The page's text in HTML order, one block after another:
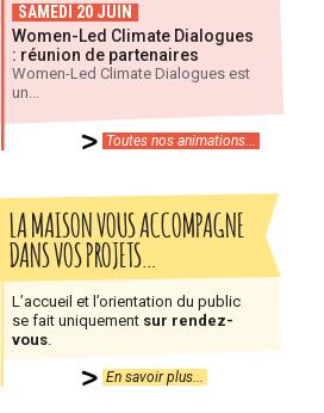
SAMEDI 20 JUIN
Women-Led Climate Dialogues
: réunion de partenaires
Women-Led Climate Dialogues est
un...
Toutes nos animations...
LA MAISON VOUS ACCOMPAGNE
DANS VOS PROJETS…
L’accueil et l’orientation du public
se fait uniquement sur rendez-
vous
En savoir plus...